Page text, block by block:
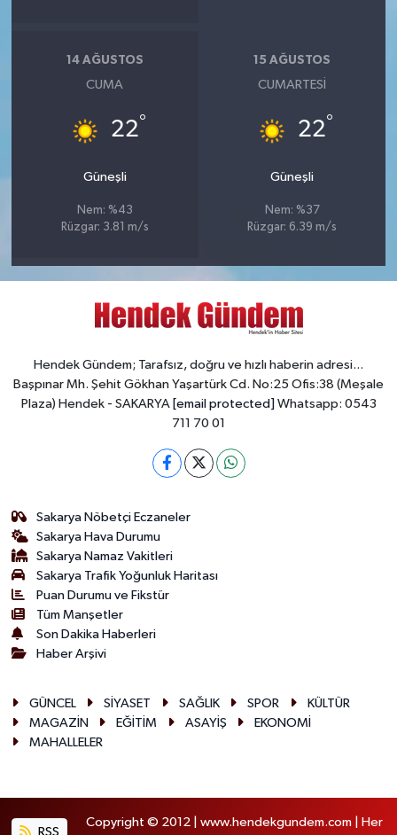
14 AĞUSTOS
CUMA
22°
Güneşli
Nem: %43
Rüzgar: 3.81 m/s
15 AĞUSTOS
CUMARTESI
22°
Güneşli
Nem: %37
Rüzgar: 6.39 m/s
Hendek Gündem; Tarafsız, doğru ve hızlı haberin adresi...
Başpınar Mh. Şehit Gökhan Yaşartürk Cd. No:25 Ofis:38 (Meşale
Plaza) Hendek - SAKARYA [email protected] Whatsapp: 0543
711 70 01
Sakarya Nöbetçi Eczaneler
Sakarya Hava Durumu
Sakarya Namaz Vakitleri
Sakarya Trafik Yoğunluk Haritası
Puan Durumu ve Fikstür
Tüm Manşetler
Son Dakika Haberleri
Haber Arşivi
GÜNCEL SİYASET SAĞLIK SPOR
KÜLTÜR
MAGAZİN
EĞİTİM ASAYİŞ
EKONOMİ
MAHALLELER
RSS
Copyright © 2012 | www.hendekgundem.com | Her